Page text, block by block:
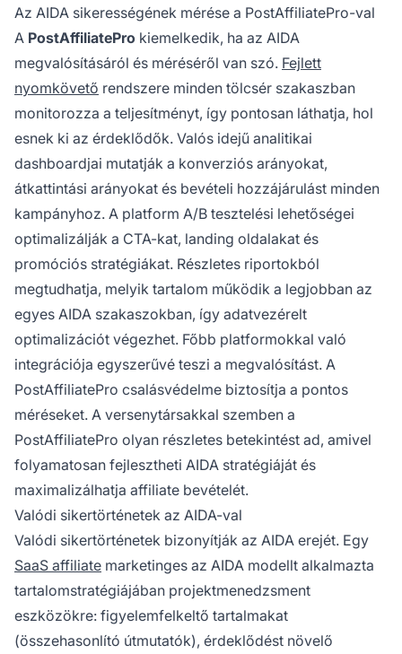
Az AIDA sikerességének mérése a PostAffiliatePro-val
A PostAffiliatePro kiemelkedik, ha az AIDA
megvalósításáról és méréséről van szó. Fejlett
nyomkövető rendszere minden tölcsér szakaszban
monitorozza a teljesítményt, így pontosan láthatja, hol
esnek ki az érdeklődők. Valós idejű analitikai
dashboardjai mutatják a konverziós arányokat,
átkattintási arányokat és bevételi hozzájárulást minden
kampányhoz. A platform A/B tesztelési lehetőségei
optimalizálják a CTA-kat, landing oldalakat és
promóciós stratégiákat. Részletes riportokból
megtudhatja, melyik tartalom működik a legjobban az
egyes AIDA szakaszokban, így adatvezérelt
optimalizációt végezhet. Főbb platformokkal való
integrációja egyszerűvé teszi a megvalósítást. A
PostAffiliatePro csalásvédelme biztosítja a pontos
méréseket. A versenytársakkal szemben a
PostAffiliatePro olyan részletes betekintést ad, amivel
folyamatosan fejlesztheti AIDA stratégiáját és
maximalizálhatja affiliate bevételét.
Valódi sikertörténetek az AIDA-val
Valódi sikertörténetek bizonyítják az AIDA erejét. Egy
SaaS affiliate marketinges az AIDA modellt alkalmazta
tartalomstratégiájában projektmenedzsment
eszközökre: figyelemfelkeltő tartalmakat
(összehasonlító útmutatók), érdeklődést növelő